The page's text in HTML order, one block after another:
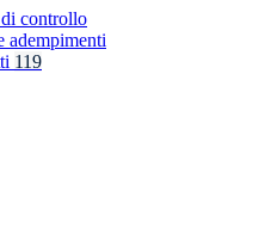
controllo
adempimenti
119